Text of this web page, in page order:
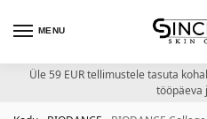
MENU
Üle 59 EUR tellimustele tasuta
tööpäeva